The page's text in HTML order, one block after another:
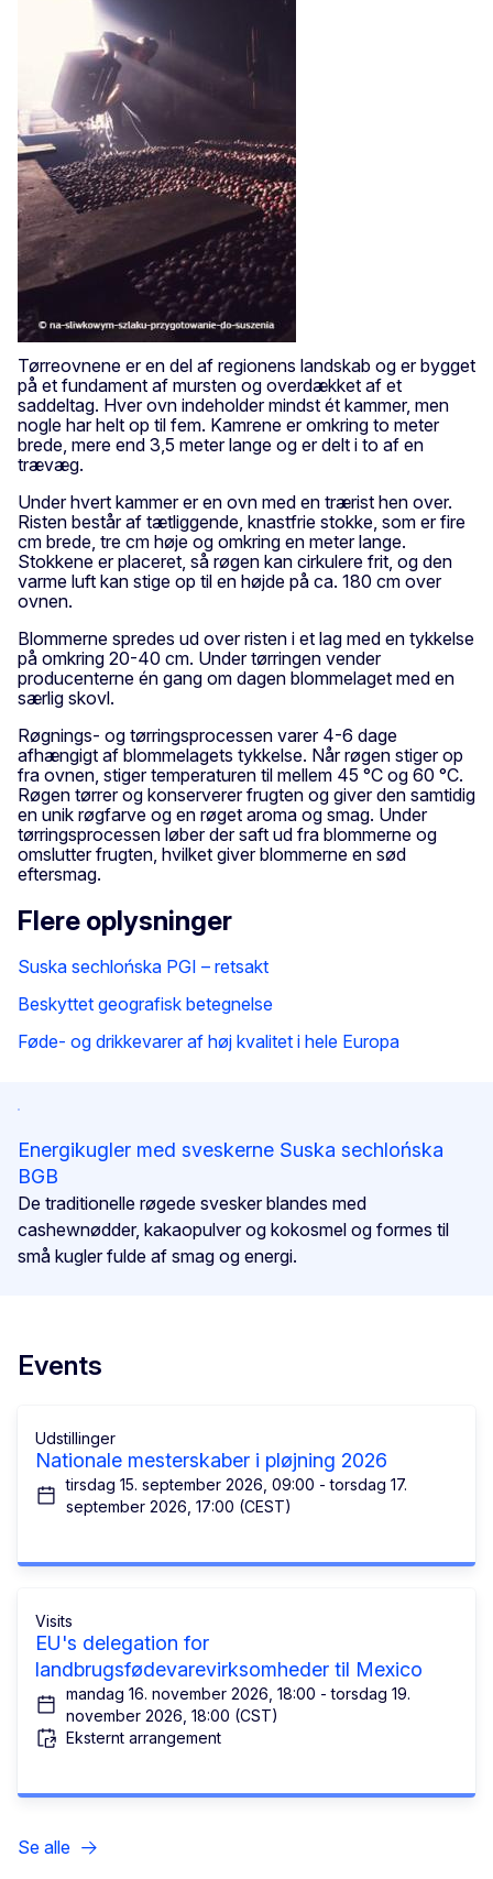
Tørreovnene er en del af regionens landskab og er bygget
på et fundament af mursten og overdækket af et
saddeltag. Hver ovn indeholder mindst ét kammer, men
nogle har helt op til fem. Kamrene er omkring to meter
brede, mere end 3,5 meter lange og er delt i to af en
trævæg.
Under hvert kammer er en ovn med en trærist hen over.
Risten består af tætliggende, knastfrie stokke, som er fire
cm brede, tre cm høje og omkring en meter lange.
Stokkene er placeret, så røgen kan cirkulere frit, og den
varme luft kan stige op til en højde på ca. 180 cm over
ovnen.
Blommerne spredes ud over risten i et lag med en tykkelse
på omkring 20-40 cm. Under tørringen vender
producenterne én gang om dagen blommelaget med en
særlig skovl.
Røgnings- og tørringsprocessen varer 4-6 dage
afhængigt af blommelagets tykkelse. Når røgen stiger op
fra ovnen, stiger temperaturen til mellem 45 °C og 60 °C.
Røgen tørrer og konserverer frugten og giver den samtidig
en unik røgfarve og en røget aroma og smag. Under
tørringsprocessen løber der saft ud fra blommerne og
omslutter frugten, hvilket giver blommerne en sød
eftersmag.
Flere oplysninger
Suska sechlońska PGI – retsakt
Beskyttet geografisk betegnelse
Føde- og drikkevarer af høj kvalitet i hele Europa
Energikugler med sveskerne Suska sechlońska
BGB
De traditionelle røgede svesker blandes med
cashewnødder, kakaopulver og kokosmel og formes til
små kugler fulde af smag og energi.
Events
Udstillinger
Nationale mesterskaber i pløjning 2026
tirsdag 15. september 2026, 09:00 - torsdag 17.
september 2026, 17:00 (CEST)
Visits
EU's delegation for
landbrugsfødevarevirksomheder til Mexico
mandag 16. november 2026, 18:00 - torsdag 19.
november 2026, 18:00 (CST)
Eksternt arrangement
Se alle